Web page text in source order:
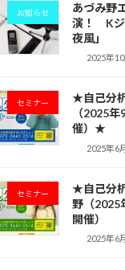
お知らせ
あづみ野
演！ Kジ
夜風」
2025年
セミナー
★自己分
（2025
催）★
2025年6
セミナー
★自己分
野（2025
開催）
2025年6